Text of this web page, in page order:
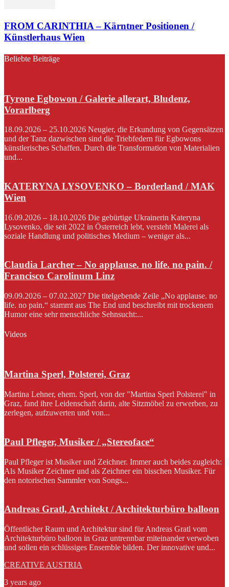
FROM CARINTHIA – Kärntner Positionen /
Künstlerhaus Wien
Beliebte Beiträge
Tyrone Egbowon / Galerie allerart, Bludenz,
Vorarlberg
18.09.2026 – 25.10.2026 Neugier, die Erkundung von Gegensätzen
und der Tanz dazwischen sind die Triebfedern für Egbowons
künstlerisches Schaffen. Durch die Transformation von Materialien
und...
KATERYNA LYSOVENKO – Borderland / MAK
Wien
16.09.2026 – 18.10.2026 Die gebürtige Ukrainerin Kateryna
Lysovenko, die seit 2022 in Österreich lebt, versteht Malerei als
soziale Handlung und politisches Medium – weniger als...
Claudia Larcher – No applause. no life. no pain. /
Francisco Carolinum Linz
09.09.2026 – 07.02.2027 Die titelgebende Zeile „No applause. no
life. no pain.“ stammt aus The End und beschreibt mit trockenem
Humor eine sehr menschliche Sehnsucht:...
Videos
Martina Sperl, Polsterei, Graz
Martina Lehner, ehem. Sperl, von der "Martina Sperl Polsterei" in
Graz, fand ihre Leidenschaft darin, alte Sitzmöbel zu erwerben, zu
zerlegen, aufzuwerten und von...
Paul Pfleger, Musiker / „Stereoface“
Paul Pfleger ist Musiker und Zeichner. Immer auch beides zugleich:
Als Musiker Zeichner und als Zeichner ein bisschen Musiker. Für
den notorischen Sammler von Songs...
Andreas Gratl, Architekt / Architekturbüro balloon
Öffentlicher Raum und Architektur sind für Andreas Gratl vom
Architekturbüro balloon in Graz untrennbar miteinander verwoben
und sollen ein schlüssiges Ensemble bilden. Der innovative und...
CREATIVE AUSTRIA
3 years ago